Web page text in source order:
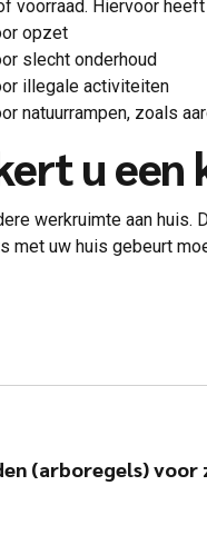
voorraad. Hiervoor
opzet
slecht onderhoud
illegale activiteiten
natuurrampen, zoals
u een
werkruimte aan
met uw huis gebeurt
(arboregels) voor